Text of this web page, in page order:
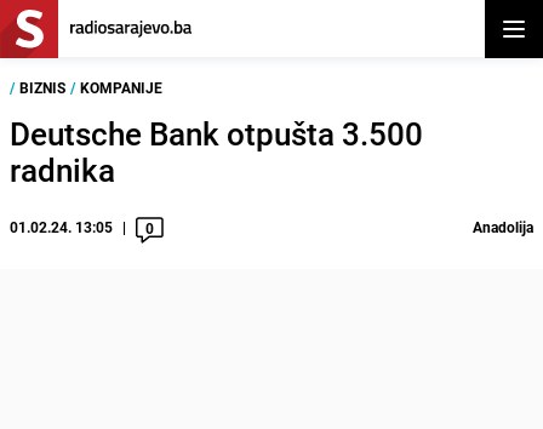
/ BIZNIS / KOMPANIJE
Deutsche Bank otpušta 3.500
radnika
01.02.24. 13:05 0 Anadolija